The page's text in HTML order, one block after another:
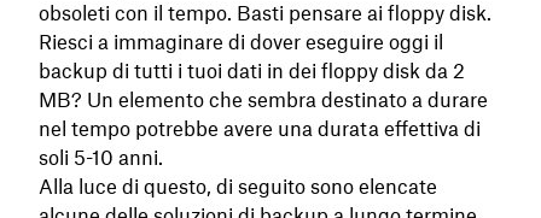
obsoleti con il tempo. Basti pensare ai floppy disk.
Riesci a immaginare di dover eseguire oggi il
backup di tutti i tuoi dati in dei floppy disk da 2
MB? Un elemento che sembra destinato a durare
nel tempo potrebbe avere una durata effettiva di
soli 5-10 anni.
Alla luce di questo, di seguito sono elencate